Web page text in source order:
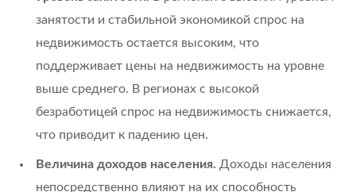
занятости и стабильной экономикой спрос на
недвижимость остается высоким, что
поддерживает цены на недвижимость на уровне
выше среднего. В регионах с высокой
безработицей спрос на недвижимость снижается,
что приводит к падению цен.
Величина доходов населения. Доходы населения
непосредственно влияют на их способность